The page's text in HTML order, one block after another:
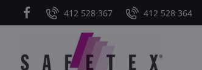
412 528 367 412 528 364